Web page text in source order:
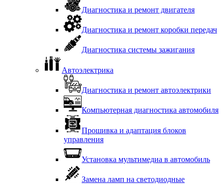
Диагностика и ремонт двигателя
Диагностика и ремонт коробки передач
Диагностика системы зажигания
Автоэлектрика
Диагностика и ремонт автоэлектрики
Компьютерная диагностика автомобиля
Прошивка и адаптация блоков
управления
Установка мультимедиа в автомобиль
Замена ламп на светодиодные